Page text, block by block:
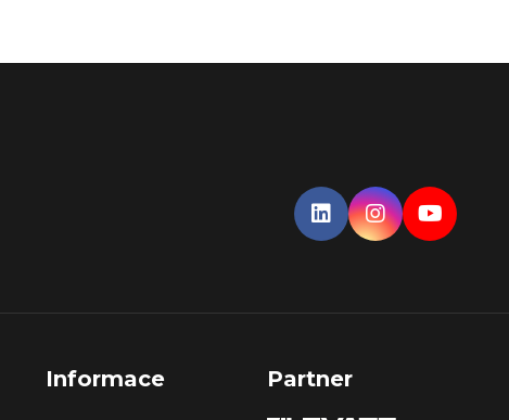
Informace Partner